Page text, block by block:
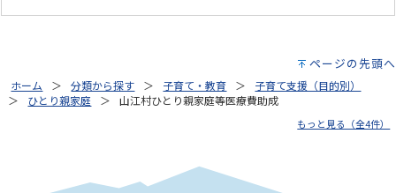
ページの先頭へ
ホーム 分類から探す 子育て・教育
子育て支援（目的別）
ひとり親家庭
山江村ひとり親家庭等医療費助成
もっと見る（全4件）